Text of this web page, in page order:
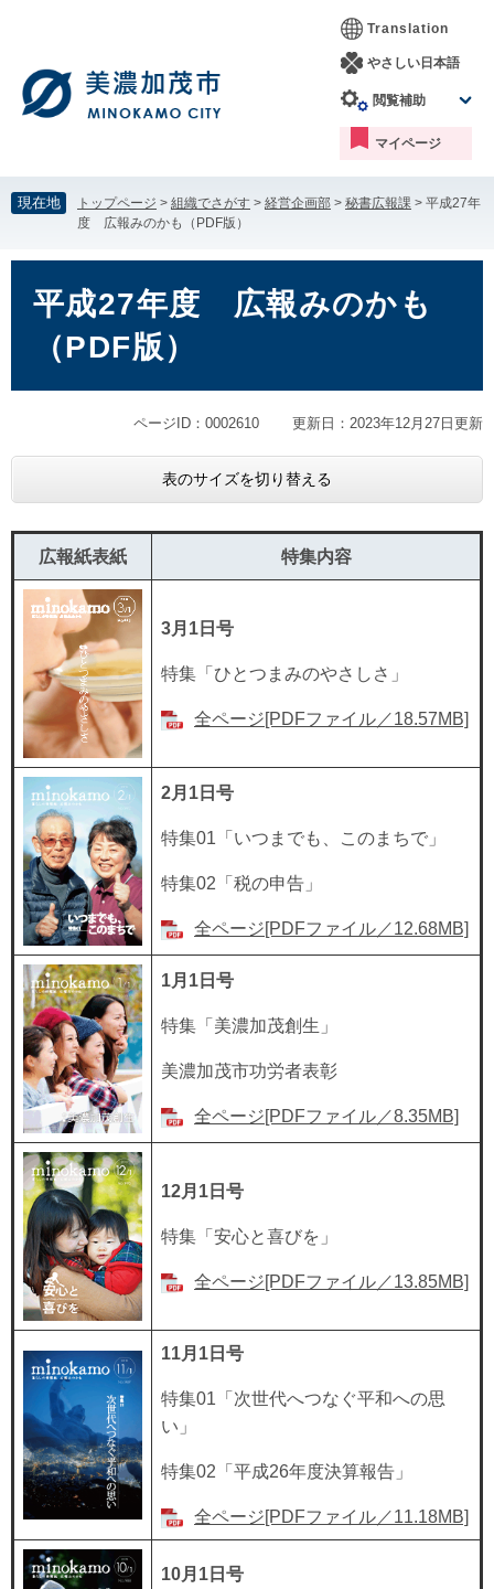
す。
し
て
本
へ
Translation
やさしい日本語
閲覧補助
マイページ
現在地 トップページ > 組織でさがす > 経営企画部 > 秘書広報課 > 平成27年
度 広報みのかも（PDF版）
平成27年度 広報みのかも
（PDF版）
ページID：0002610 更新日：2023年12月27日更新
表のサイズを切り替える
広報紙表紙 特集内容
3月1日号
特集「ひとつまみのやさしさ」
全ページ[PDFファイル／18.57MB]
2月1日号
特集01「いつまでも、このまちで」
特集02「税の申告」
全ページ[PDFファイル／12.68MB]
1月1日号
特集「美濃加茂創生」
美濃加茂市功労者表彰
全ページ[PDFファイル／8.35MB]
12月1日号
特集「安心と喜びを」
全ページ[PDFファイル／13.85MB]
11月1日号
特集01「次世代へつなぐ平和への思
い」
特集02「平成26年度決算報告」
全ページ[PDFファイル／11.18MB]
10月1日号